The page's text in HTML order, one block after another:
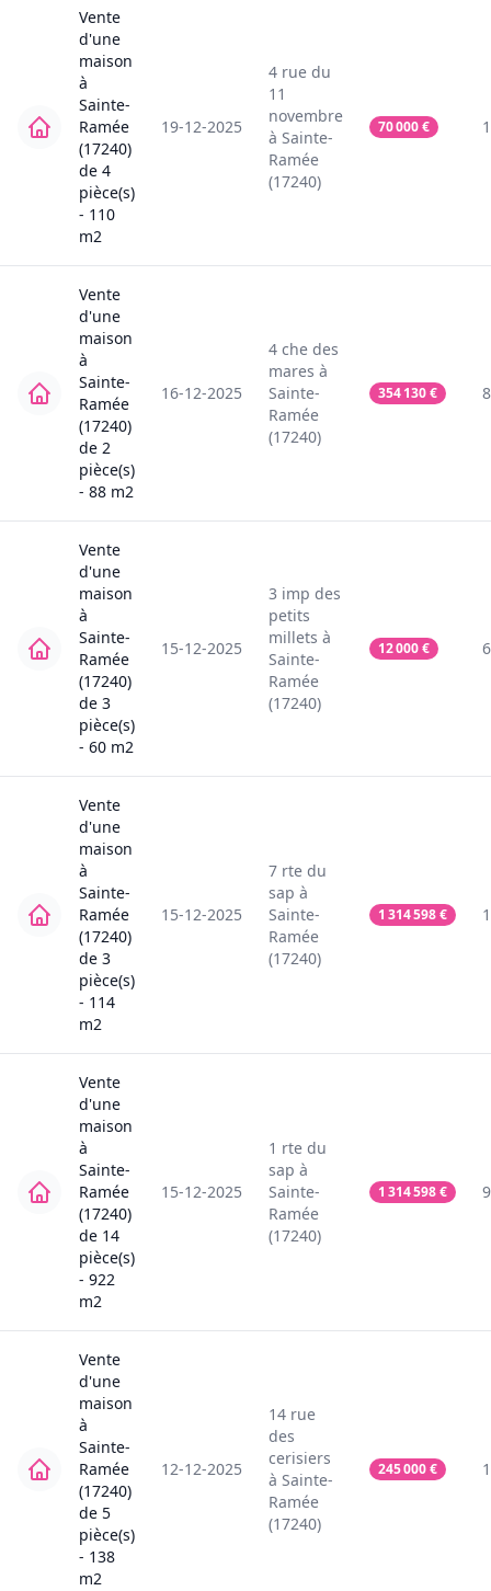
Vente
d'une
maison
à
Sainte-
Ramée
(17240)
de 4
pièce(s)
- 110
m2
19-12-2025
4 rue du
11
novembre
à Sainte-
Ramée
(17240)
70 000€
Vente
d'une
maison
à
Sainte-
Ramée
(17240)
de 2
pièce(s)
- 88 m2
16-12-2025
4 che des
mares à
Sainte-
Ramée
(17240)
354 130€
Vente
d'une
maison
à
Sainte-
Ramée
(17240)
de 3
pièce(s)
- 60 m2
15-12-2025
3 imp des
petits
millets à
Sainte-
Ramée
(17240)
12 000€
Vente
d'une
maison
à
Sainte-
Ramée
(17240)
de 3
pièce(s)
- 114
m2
15-12-2025
7 rte du
sap à
Sainte-
Ramée
(17240)
1 314 598€
Vente
d'une
maison
à
Sainte-
Ramée
(17240)
de 14
pièce(s)
- 922
m2
15-12-2025
1 rte du
sap à
Sainte-
Ramée
(17240)
1 314 598€
Vente
d'une
maison
à
Sainte-
Ramée
(17240)
de 5
pièce(s)
- 138
m2
12-12-2025
14 rue
des
cerisiers
à Sainte-
Ramée
(17240)
245 000€